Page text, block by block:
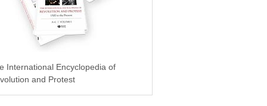
International Encyclopedia of
and Protest